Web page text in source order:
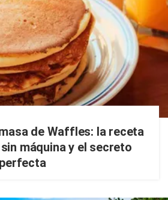
de Waffles: la receta
máquina y el secreto